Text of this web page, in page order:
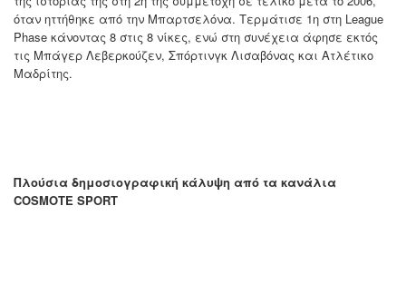
όταν ηττήθηκε από την Μπαρτσελόνα. Τερμάτισε 1η στη League
Phase κάνοντας 8 στις 8 νίκες, ενώ στη συνέχεια άφησε εκτός
τις Μπάγερ Λεβερκούζεν, Σπόρτινγκ Λισαβόνας και Ατλέτικο
Μαδρίτης.
Πλούσια δημοσιογραφική κάλυψη από τα κανάλια
COSMOTE SPORT